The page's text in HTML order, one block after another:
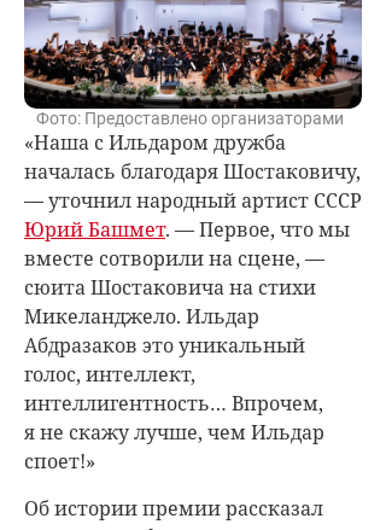
Фото: Предоставлено организаторами
«Наша с Ильдаром дружба
началась благодаря Шостаковичу,
— уточнил народный артист СССР
Юрий Башмет. — Первое, что мы
вместе сотворили на сцене, —
сюита Шостаковича на стихи
Микеланджело. Ильдар
Абдразаков это уникальный
голос, интеллект,
интеллигентность… Впрочем,
я не скажу лучше, чем Ильдар
споет!»
Об истории премии рассказал